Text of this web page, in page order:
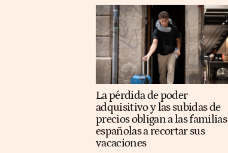
La pérdida de poder
adquisitivo y las subidas de
precios obligan a las familias
españolas a recortar sus
vacaciones